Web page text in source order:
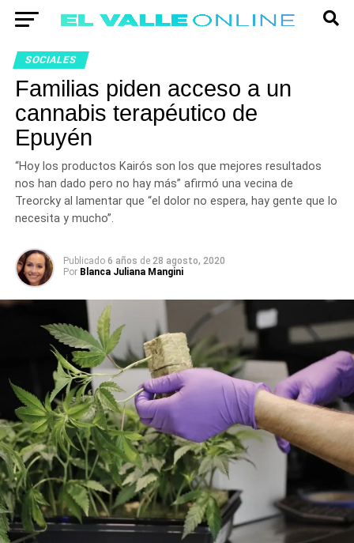
SOCIALES
Familias piden acceso a un
cannabis terapéutico de
Epuyén
“Hoy los productos Kairós son los que mejores resultados
nos han dado pero no hay más” afirmó una vecina de
Treorcky al lamentar que “el dolor no espera, hay gente que lo
necesita y mucho”.
Publicado 6 años de 28 agosto, 2020
Por Blanca Juliana Mangini